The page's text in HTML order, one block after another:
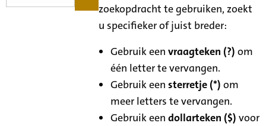
zoekopdracht te gebruiken, zoekt
u specifieker of juist breder:
Gebruik eenvraagteken (?) om
één letter te vervangen.
Gebruik eensterretje (*) om
meer letters te vervangen.
Gebruik eendollarteken ($) voor